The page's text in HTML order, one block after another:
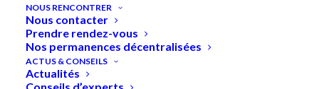
NOUS RENCONTRER
Nous contacter
Prendre rendez-vous
Nos permanences décentralisées
ACTUS & CONSEILS
Actualités
by Maryline BRENIQUET